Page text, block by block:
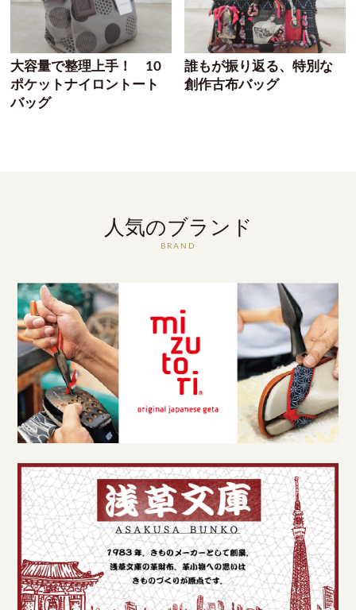
大容量で整理上手！ 10
ポケットナイロントート
バッグ
誰もが振り返る、特別な
創作古布バッグ
人気のブランド
BRAND